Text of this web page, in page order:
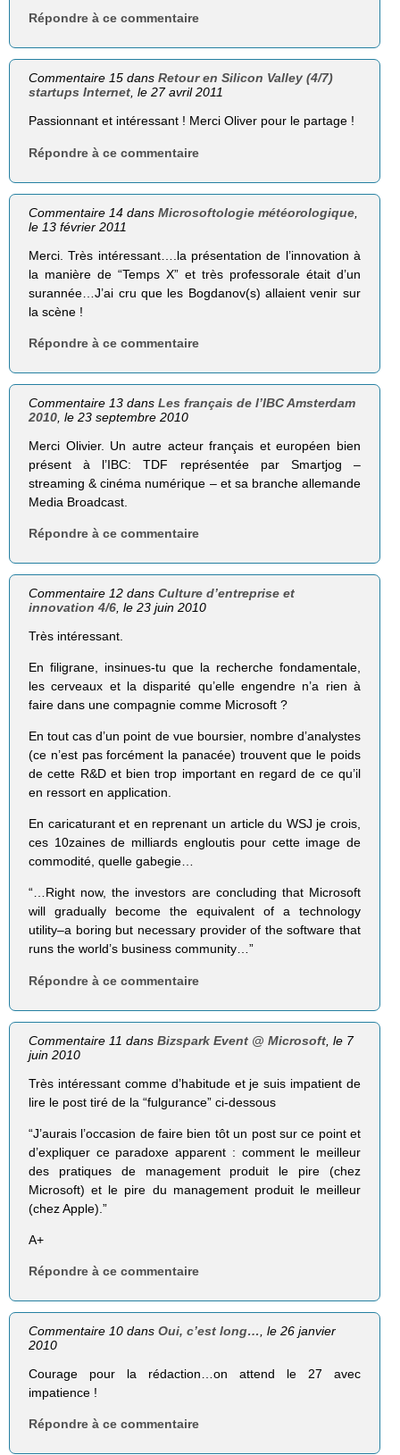
Répondre à ce commentaire
Commentaire 15 dansRetour en Silicon Valley (4/7)
startups Internet, le 27 avril 2011
Passionnant et intéressant ! Merci Oliver pour le partage !
Répondre à ce commentaire
Commentaire 14 dansMicrosoftologie météorologique
le 13 février 2011
Merci. Très intéressant….la présentation de l’innovation à
la manière de “Temps X” et très professorale était d’un
surannée…J’ai cru que les Bogdanov(s) allaient venir sur
la scène !
Répondre à ce commentaire
Commentaire 13 dansLes français de l’IBC Amsterdam
2010 , le 23 septembre 2010
Merci Olivier. Un autre acteur français et européen bien
présent à l’IBC: TDF représentée par Smartjog –
streaming & cinéma numérique – et sa branche allemande
Media Broadcast.
Répondre à ce commentaire
Commentaire 12 dansCulture d’entreprise et
innovation 4/6 , le 23 juin 2010
Très intéressant.
En filigrane, insinues-tu que la recherche fondamentale,
les cerveaux et la disparité qu’elle engendre n’a rien à
faire dans une compagnie comme Microsoft ?
En tout cas d’un point de vue boursier, nombre d’analystes
(ce n’est pas forcément la panacée) trouvent que le poids
de cette R&D et bien trop important en regard de ce qu’il
en ressort en application.
En caricaturant et en reprenant un article du WSJ je crois,
ces 10zaines de milliards engloutis pour cette image de
commodité, quelle gabegie…
“…Right now, the investors are concluding that Microsoft
will gradually become the equivalent of a technology
utility–a boring but necessary provider of the software that
runs the world’s business community…”
Répondre à ce commentaire
Commentaire 11 dansBizspark Event @ Microsoft , le 7
juin 2010
Très intéressant comme d’habitude et je suis impatient de
lire le post tiré de la “fulgurance” ci-dessous
“J’aurais l’occasion de faire bien tôt un post sur ce point et
d’expliquer ce paradoxe apparent : comment le meilleur
des pratiques de management produit le pire (chez
Microsoft) et le pire du management produit le meilleur
(chez Apple).”
A+
Répondre à ce commentaire
Commentaire 10 dansOui, c’est long…
, le 26 janvier
2010
Courage pour la rédaction…on attend le 27 avec
impatience !
Répondre à ce commentaire